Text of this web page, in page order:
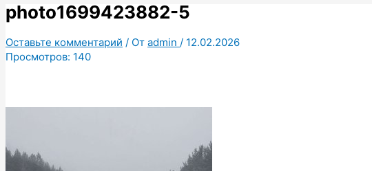
photo1699423882-5
Оставьте комментарий / От admin / 12.02.2026
Просмотров: 140